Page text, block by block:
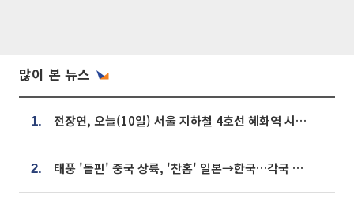
많이 본 뉴스
1. 전장연, 오늘(10일) 서울 지하철 4호선 혜화역 시위…1호선 용산역 무정차
2. 태풍 '돌핀' 중국 상륙, '찬홈' 일본→한국…각국 기상청 예상 경로는?